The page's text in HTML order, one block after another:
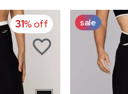
31% off sale